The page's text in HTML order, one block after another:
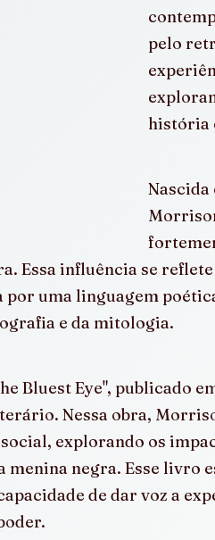
pelo
história
Nascida
Essa influência se
uma linguagem
e da mitologia.
Bluest Eye", publicado
Nessa obra,
explorando os
menina negra. Esse livro
de dar voz a